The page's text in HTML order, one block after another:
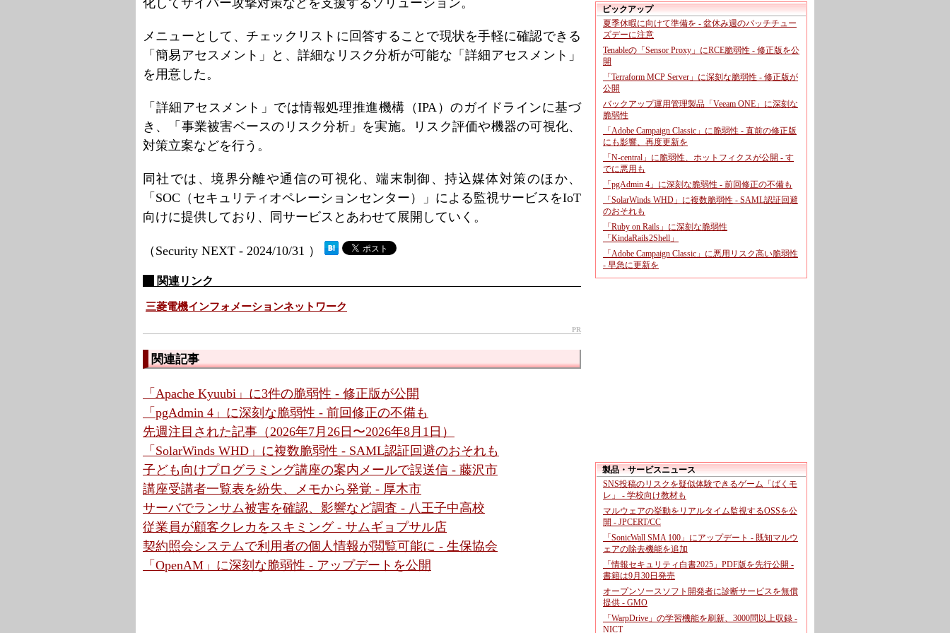
化してサイバー攻撃対策などを支援するソリューション。
メニューとして、チェックリストに回答することで現状を手軽に確認できる
「簡易アセスメント」と、詳細なリスク分析が可能な「詳細アセスメント」
を用意した。
「詳細アセスメント」では情報処理推進機構（IPA）のガイドラインに基づ
き、「事業被害ベースのリスク分析」を実施。リスク評価や機器の可視化、
対策立案などを行う。
同社では、境界分離や通信の可視化、端末制御、持込媒体対策のほか、
「SOC（セキュリティオペレーションセンター）」による監視サービスをIoT
向けに提供しており、同サービスとあわせて展開していく。
（Security NEXT - 2024/10/31 ）
関連リンク
三菱電機インフォメーションネットワーク
PR
関連記事
「Apache Kyuubi」に3件の脆弱性 - 修正版が公開
「pgAdmin 4」に深刻な脆弱性 - 前回修正の不備も
先週注目された記事（2026年7月26日〜2026年8月1日）
「SolarWinds WHD」に複数脆弱性 - SAML認証回避のおそれも
子ども向けプログラミング講座の案内メールで誤送信 - 藤沢市
講座受講者一覧表を紛失、メモから発覚 - 厚木市
サーバでランサム被害を確認、影響など調査 - 八王子中高校
従業員が顧客クレカをスキミング - サムギョプサル店
契約照会システムで利用者の個人情報が閲覧可能に - 生保協会
「OpenAM」に深刻な脆弱性 - アップデートを公開
ピックアップ
夏季休暇に向けて準備を - 盆休み週のパッチチュー
ズデーに注意
Tenableの「Sensor Proxy」にRCE脆弱性 - 修正版を公
開
「Terraform MCP Server」に深刻な脆弱性 - 修正版が
公開
バックアップ運用管理製品「Veeam ONE」に深刻な
脆弱性
「Adobe Campaign Classic」に脆弱性 - 直前の修正版
にも影響、再度更新を
「N-central」に脆弱性、ホットフィクスが公開 - す
でに悪用も
「pgAdmin 4」に深刻な脆弱性 - 前回修正の不備も
「SolarWinds WHD」に複数脆弱性 - SAML認証回避
のおそれも
「Ruby on Rails」に深刻な脆弱性
「KindaRails2Shell」
「Adobe Campaign Classic」に悪用リスク高い脆弱性
- 早急に更新を
製品・サービスニュース
SNS投稿のリスクを疑似体験できるゲーム「ばくモ
レ」 - 学校向け教材も
マルウェアの挙動をリアルタイム監視するOSSを公
開 - JPCERT/CC
「SonicWall SMA 100」にアップデート - 既知マルウ
ェアの除去機能を追加
「情報セキュリティ白書2025」PDF版を先行公開 -
書籍は9月30日発売
オープンソースソフト開発者に診断サービスを無償
提供 - GMO
「WarpDrive」の学習機能を刷新、3000問以上収録 -
NICT